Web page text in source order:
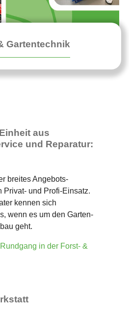
Gartentechnik
aus
und Reparatur:
breites Angebots-
Privat- und Profi-Einsatz.
kennen sich
wenn es um den Garten-
geht.
in der Forst- &